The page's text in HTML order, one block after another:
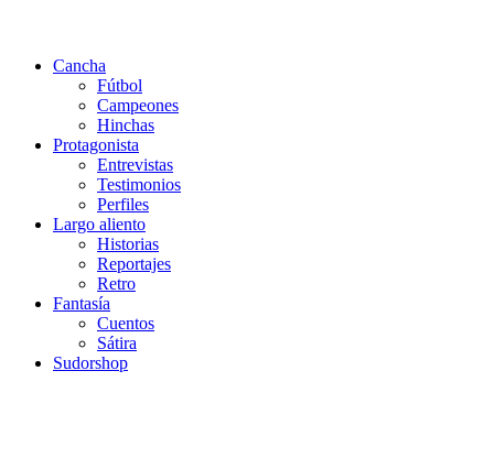
Cancha
Fútbol
Campeones
Hinchas
Protagonista
Entrevistas
Testimonios
Perfiles
Largo aliento
Historias
Reportajes
Retro
Fantasía
Cuentos
Sátira
Sudorshop